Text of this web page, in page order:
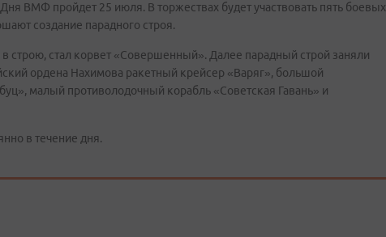
ВМФ пройдет 25 июля. В торжествах будет участвовать пять боевых
создание парадного строя.
стал корвет «Совершенный». Далее парадный строй заняли
ордена Нахимова ракетный крейсер «Варяг», большой
малый противолодочный корабль «Советская Гавань» и
в течение дня.